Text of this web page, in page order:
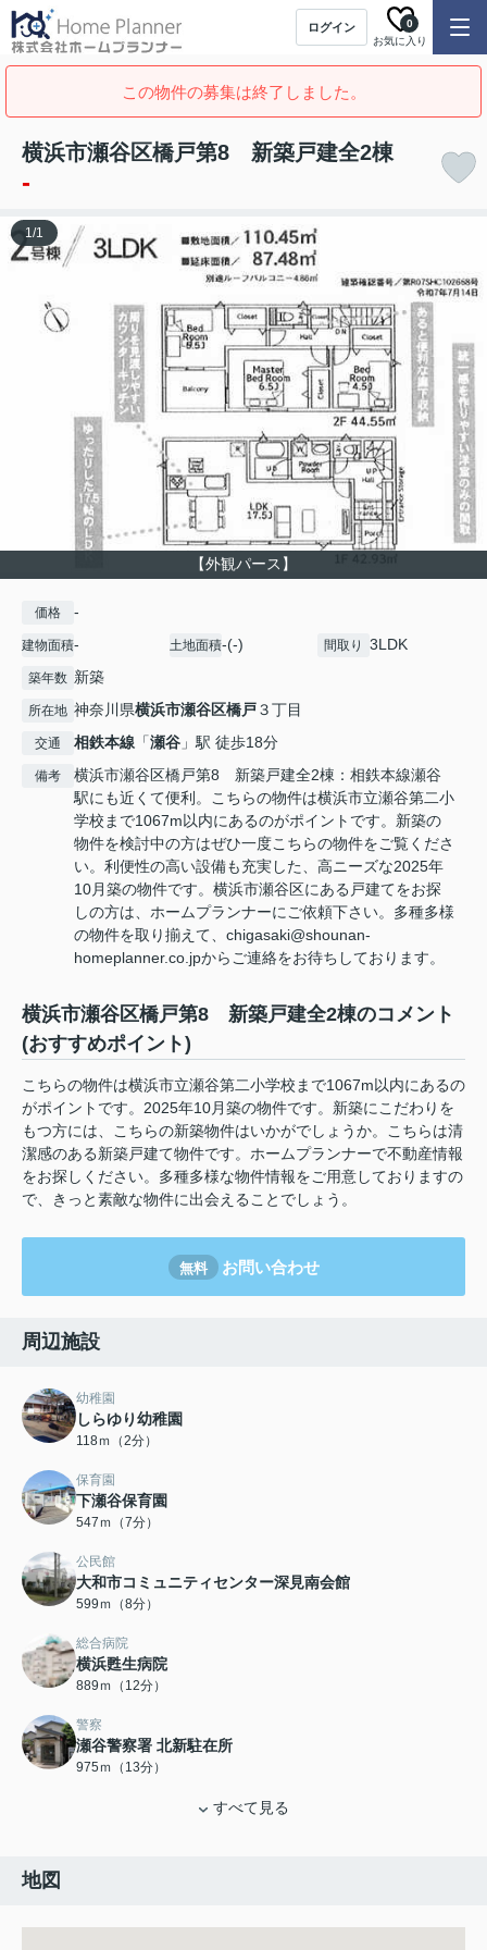
ログイン
お気に入り
0
この物件の募集は終了しました。
横浜市瀬谷区橋戸第8 新築戸建全2棟
-
【外観パース】
1/1
価格 -
建物面積- 土地面積-(-) 間取り 3LDK
築年数 新築
所在地 神奈川県横浜市瀬谷区橋戸３丁目
交通 相鉄本線 「瀬谷 」駅 徒歩18分
備考
横浜市瀬谷区橋戸第8 新築戸建全2棟：相鉄本線瀬谷
駅にも近くて便利。こちらの物件は横浜市立瀬谷第二小
学校まで1067m以内にあるのがポイントです。新築の
物件を検討中の方はぜひ一度こちらの物件をご覧くださ
い。利便性の高い設備も充実した、高ニーズな2025年
10月築の物件です。横浜市瀬谷区にある戸建てをお探
しの方は、ホームプランナーにご依頼下さい。多種多様
の物件を取り揃えて、chigasaki@shounan-
homeplanner.co.jpからご連絡をお待ちしております。
横浜市瀬谷区橋戸第8 新築戸建全2棟のコメント
(おすすめポイント)
こちらの物件は横浜市立瀬谷第二小学校まで1067m以内にあるの
がポイントです。2025年10月築の物件です。新築にこだわりを
もつ方には、こちらの新築物件はいかがでしょうか。こちらは清
潔感のある新築戸建て物件です。ホームプランナーで不動産情報
をお探しください。多種多様な物件情報をご用意しておりますの
で、きっと素敵な物件に出会えることでしょう。
無料 お問い合わせ
周辺施設
幼稚園
しらゆり幼稚園
118ｍ（2分）
保育園
下瀬谷保育園
547ｍ（7分）
公民館
大和市コミュニティセンター深見南会館
599ｍ（8分）
総合病院
横浜甦生病院
889ｍ（12分）
警察
瀬谷警察署 北新駐在所
975ｍ（13分）
すべて見る
地図